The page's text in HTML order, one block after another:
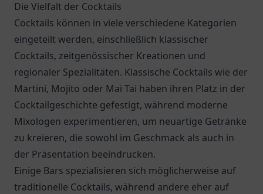
Die Vielfalt der Cocktails
Cocktails können in viele verschiedene Kategorien
eingeteilt werden, einschließlich klassischer
Cocktails, zeitgenössischer Kreationen und
regionaler Spezialitäten. Klassische Cocktails wie der
Martini, Mojito oder Mai Tai haben ihren Platz in der
Cocktailgeschichte gefestigt, während moderne
Mixologen experimentieren, um neuartige Getränke
zu kreieren, die sowohl im Geschmack als auch in
der Präsentation beeindrucken.
Einige Bars spezialisieren sich möglicherweise auf
traditionelle Cocktails, während andere eher auf